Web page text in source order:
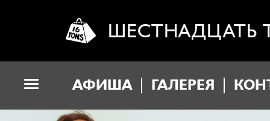
ШЕСТНАДЦАТЬ
АФИША ГАЛЕРЕЯ